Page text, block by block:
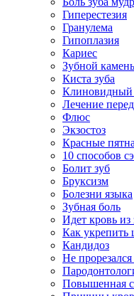
Гиперестезия
Гранулема
Гипоплазия
Кариес
Зубной камень
Киста зуба
Клиновидный
Лечение
Флюс
Экзостоз
Красные
10 способов
Болит зуб
Бруксизм
Болезни языка
Зубная боль
Идет кровь из
Как укрепить
Кандидоз
Не
Повышенная